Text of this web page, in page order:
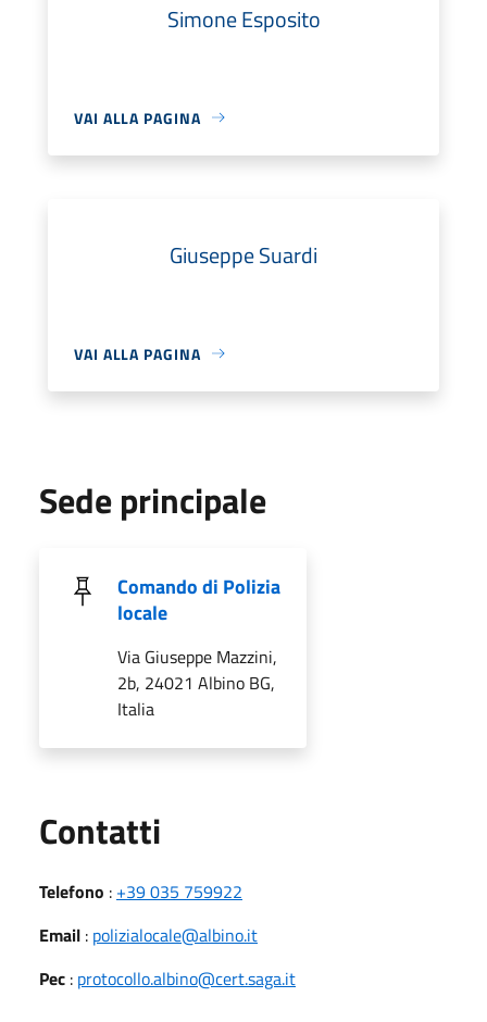
Simone Esposito
VAI ALLA PAGINA
Giuseppe Suardi
VAI ALLA PAGINA
Sede principale
Comando di Polizia
locale
Via Giuseppe Mazzini,
2b, 24021 Albino BG,
Italia
Contatti
Telefono : +39 035 759922
Email : polizialocale@albino.it
Pec : protocollo.albino@cert.saga.it